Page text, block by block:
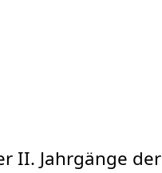
II. Jahrgänge der